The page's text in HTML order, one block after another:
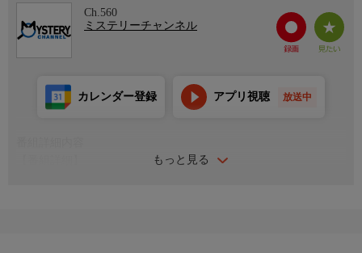
Ch.560
ミステリーチャンネル
もっと見る
カレンダー登録 アプリ視聴 放送中